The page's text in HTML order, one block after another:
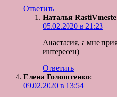
Ответить
Наталья
05.02.2020 в 21:23
Анастасия, а мне
интересен)
Ответить
Елена Голоштенко:
09.02.2020 в 13:54